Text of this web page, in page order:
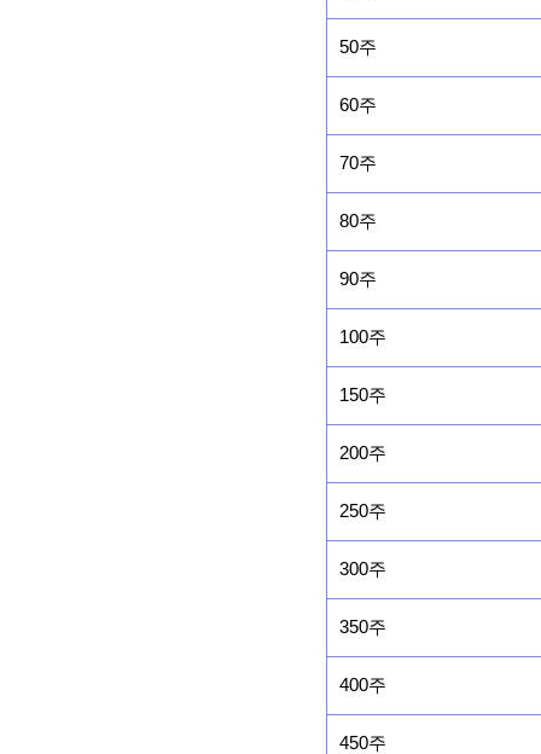
50주
60주
70주
80주
90주
100주
150주
200주
250주
300주
350주
400주
450주